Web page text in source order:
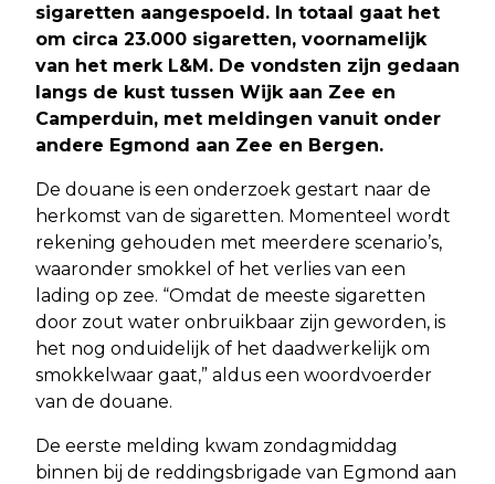
sigaretten aangespoeld. In totaal gaat het
om circa 23.000 sigaretten, voornamelijk
van het merk L&M. De vondsten zijn gedaan
langs de kust tussen Wijk aan Zee en
Camperduin, met meldingen vanuit onder
andere Egmond aan Zee en Bergen.
De douane is een onderzoek gestart naar de
herkomst van de sigaretten. Momenteel wordt
rekening gehouden met meerdere scenario’s,
waaronder smokkel of het verlies van een
lading op zee. “Omdat de meeste sigaretten
door zout water onbruikbaar zijn geworden, is
het nog onduidelijk of het daadwerkelijk om
smokkelwaar gaat,” aldus een woordvoerder
van de douane.
De eerste melding kwam zondagmiddag
binnen bij de reddingsbrigade van Egmond aan